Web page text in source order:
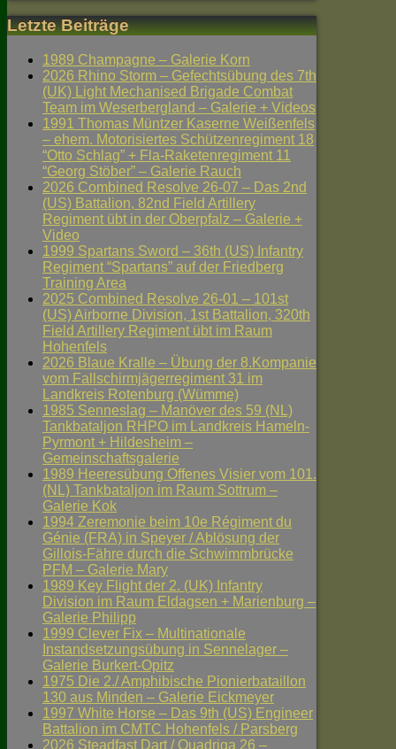
Letzte Beiträge
1989 Champagne – Galerie Korn
2026 Rhino Storm – Gefechtsübung des 7th
(UK) Light Mechanised Brigade Combat
Team im Weserbergland – Galerie + Videos
1991 Thomas Müntzer Kaserne Weißenfels
– ehem. Motorisiertes Schützenregiment 18
“Otto Schlag” + Fla-Raketenregiment 11
“Georg Stöber” – Galerie Rauch
2026 Combined Resolve 26-07 – Das 2nd
(US) Battalion, 82nd Field Artillery
Regiment übt in der Oberpfalz – Galerie +
Video
1999 Spartans Sword – 36th (US) Infantry
Regiment “Spartans” auf der Friedberg
Training Area
2025 Combined Resolve 26-01 – 101st
(US) Airborne Division, 1st Battalion, 320th
Field Artillery Regiment übt im Raum
Hohenfels
2026 Blaue Kralle – Übung der 8.Kompanie
vom Fallschirmjägerregiment 31 im
Landkreis Rotenburg (Wümme)
1985 Senneslag – Manöver des 59 (NL)
Tankbataljon RHPO im Landkreis Hameln-
Pyrmont + Hildesheim –
Gemeinschaftsgalerie
1989 Heeresübung Offenes Visier vom 101.
(NL) Tankbataljon im Raum Sottrum –
Galerie Kok
1994 Zeremonie beim 10e Régiment du
Génie (FRA) in Speyer / Ablösung der
Gillois-Fähre durch die Schwimmbrücke
PFM – Galerie Mary
1989 Key Flight der 2. (UK) Infantry
Division im Raum Eldagsen + Marienburg –
Galerie Philipp
1999 Clever Fix – Multinationale
Instandsetzungsübung in Sennelager –
Galerie Burkert-Opitz
1975 Die 2./ Amphibische Pionierbataillon
130 aus Minden – Galerie Eickmeyer
1997 White Horse – Das 9th (US) Engineer
Battalion im CMTC Hohenfels / Parsberg
2026 Steadfast Dart / Quadriga 26 –